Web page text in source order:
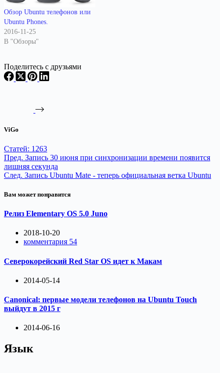
Обзор Ubuntu телефонов или
Ubuntu Phones.
2016-11-25
В "Обзоры"
Поделитесь с друзьями
ViGo
Статей: 1263
Пред. Запись 30 июня при синхронизации времени появится
лишняя секунда
След. Запись Ubuntu Mate - теперь официальная ветка Ubuntu
Вам может понравится
Релиз Elementary OS 5.0 Juno
2018-10-20
комментария 54
Северокорейский Red Star OS идет к Макам
2014-05-14
Canonical: первые модели телефонов на Ubuntu Touch
выйдут в 2015 г
2014-06-16
Язык